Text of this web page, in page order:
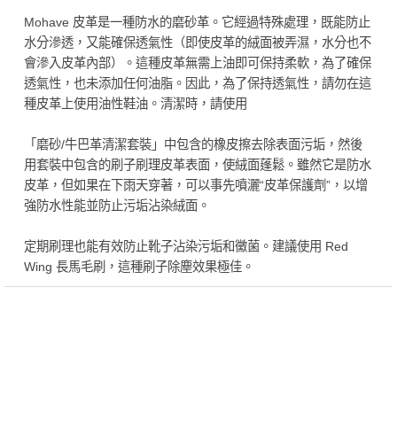
Mohave 皮革是一種防水的磨砂革。它經過特殊處理，既能防止
水分滲透，又能確保透氣性（即使皮革的絨面被弄濕，水分也不
會滲入皮革內部）。這種皮革無需上油即可保持柔軟，為了確保
透氣性，也未添加任何油脂。因此，為了保持透氣性，請勿在這
種皮革上使用油性鞋油。清潔時，請使用
「磨砂/牛巴革清潔套裝」中包含的橡皮擦去除表面污垢，然後
用套裝中包含的刷子刷理皮革表面，使絨面蓬鬆。雖然它是防水
皮革，但如果在下雨天穿著，可以事先噴灑“皮革保護劑”，以增
強防水性能並防止污垢沾染絨面。
定期刷理也能有效防止靴子沾染污垢和黴菌。建議使用 Red
Wing 長馬毛刷，這種刷子除塵效果極佳。